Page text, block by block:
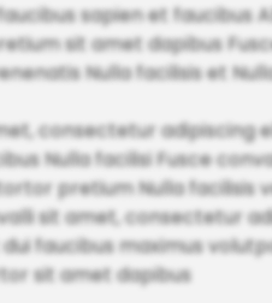
sapien et faucibus
sit amet dapibus
Nulla facilisis et
consectetur adipiscing
Nulla facilisi Fusce
pretium Nulla facilisis
sit amet, consectetur
faucibus maximus
sit amet dapibus